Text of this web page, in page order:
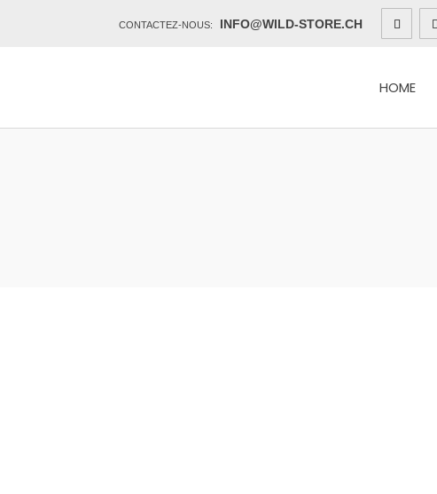
CONTACTEZ-NOUS: INFO@WILD-STORE.CH
HOME